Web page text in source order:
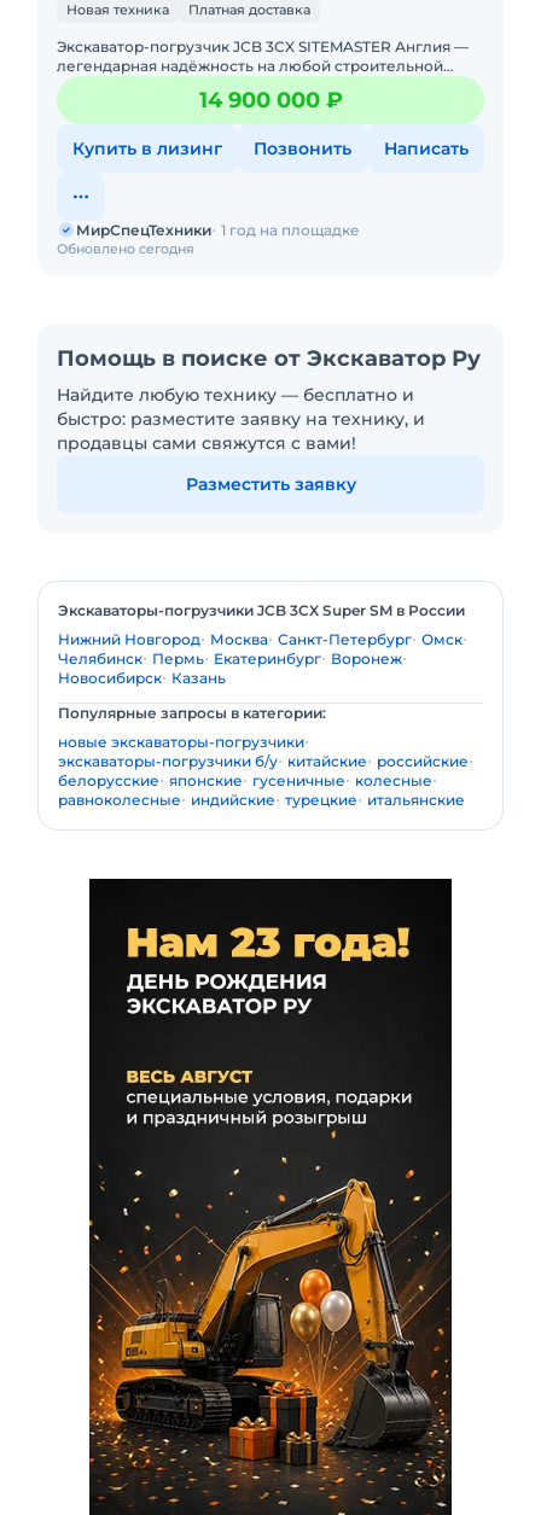
Новая техника Платная доставка
Экскаватор-погрузчик JCB 3CX SITEMASTER Англия —
легендарная надёжность на любой строительной
площадке! Новый. Можно в лизинг. Цена С
НДС.Полная документа14 900 000 ₽
Купить в лизинг Позвонить Написать
Обновлено сегодня
МирСпецТехники 1 год на площадке
Помощь в поиске от Экскаватор Ру
Найдите любую технику — бесплатно и
быстро: разместите заявку на технику, и
продавцы сами свяжутся с вами!
Разместить заявку
Экскаваторы-погрузчики JCB 3CX Super SM в России
Нижний Новгород Москва Санкт-Петербург Омск
Челябинск Пермь Екатеринбург Воронеж
Новосибирск Казань
Популярные запросы в категории:
новые экскаваторы-погрузчики
экскаваторы-погрузчики б/у китайские
российские
белорусские японские гусеничные
колесные
равноколесные
индийские турецкие итальянские